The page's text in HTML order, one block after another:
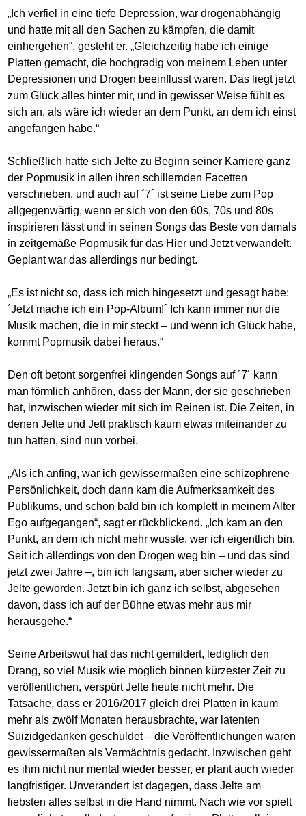
„Ich verfiel in eine tiefe Depression, war drogenabhängig
und hatte mit all den Sachen zu kämpfen, die damit
einhergehen“, gesteht er. „Gleichzeitig habe ich einige
Platten gemacht, die hochgradig von meinem Leben unter
Depressionen und Drogen beeinflusst waren. Das liegt jetzt
zum Glück alles hinter mir, und in gewisser Weise fühlt es
sich an, als wäre ich wieder an dem Punkt, an dem ich einst
angefangen habe.“
Schließlich hatte sich Jelte zu Beginn seiner Karriere ganz
der Popmusik in allen ihren schillernden Facetten
verschrieben, und auch auf ´7´ ist seine Liebe zum Pop
allgegenwärtig, wenn er sich von den 60s, 70s und 80s
inspirieren lässt und in seinen Songs das Beste von damals
in zeitgemäße Popmusik für das Hier und Jetzt verwandelt.
Geplant war das allerdings nur bedingt.
„Es ist nicht so, dass ich mich hingesetzt und gesagt habe:
´Jetzt mache ich ein Pop-Album!´ Ich kann immer nur die
Musik machen, die in mir steckt – und wenn ich Glück habe,
kommt Popmusik dabei heraus.“
Den oft betont sorgenfrei klingenden Songs auf ´7´ kann
man förmlich anhören, dass der Mann, der sie geschrieben
hat, inzwischen wieder mit sich im Reinen ist. Die Zeiten, in
denen Jelte und Jett praktisch kaum etwas miteinander zu
tun hatten, sind nun vorbei.
„Als ich anfing, war ich gewissermaßen eine schizophrene
Persönlichkeit, doch dann kam die Aufmerksamkeit des
Publikums, und schon bald bin ich komplett in meinem Alter
Ego aufgegangen“, sagt er rückblickend. „Ich kam an den
Punkt, an dem ich nicht mehr wusste, wer ich eigentlich bin.
Seit ich allerdings von den Drogen weg bin – und das sind
jetzt zwei Jahre –, bin ich langsam, aber sicher wieder zu
Jelte geworden. Jetzt bin ich ganz ich selbst, abgesehen
davon, dass ich auf der Bühne etwas mehr aus mir
herausgehe.“
Seine Arbeitswut hat das nicht gemildert, lediglich den
Drang, so viel Musik wie möglich binnen kürzester Zeit zu
veröffentlichen, verspürt Jelte heute nicht mehr. Die
Tatsache, dass er 2016/2017 gleich drei Platten in kaum
mehr als zwölf Monaten herausbrachte, war latenten
Suizidgedanken geschuldet – die Veröffentlichungen waren
gewissermaßen als Vermächtnis gedacht. Inzwischen geht
es ihm nicht nur mental wieder besser, er plant auch wieder
langfristiger. Unverändert ist dagegen, dass Jelte am
liebsten alles selbst in die Hand nimmt. Nach wie vor spielt